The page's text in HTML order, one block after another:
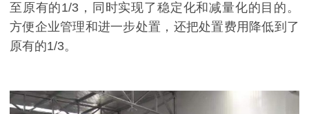
至原有的1/3，同时实现了稳定化和减量化的目的。
方便企业管理和进一步处置，还把处置费用降低到了
原有的1/3。